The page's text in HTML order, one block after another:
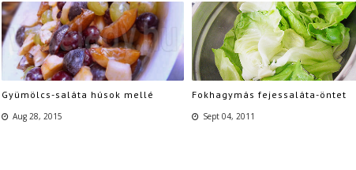
Gyümölcs-saláta húsok mellé
Aug 28, 2015
Fokhagymás fejessaláta-öntet
Sept 04, 2011